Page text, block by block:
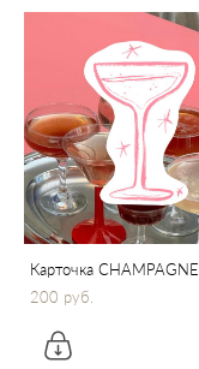
Карточка CHAMPAGNE
200 pуб.